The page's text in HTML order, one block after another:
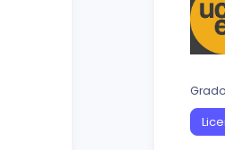
Ingenierías y Arquitectura